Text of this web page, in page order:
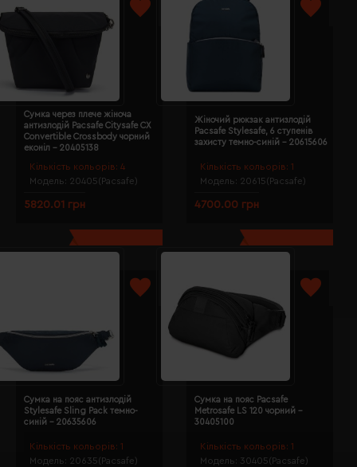
Кількість кольорів: 4
Модель: 20405(Pacsafe)
Сумка через плече жіноча
антизлодій Pacsafe Citysafe CX
Convertible Crossbody чорний
еконіл - 20405138
5820.01 грн
Кількість кольорів: 1
Модель: 20615(Pacsafe)
Жіночий рюкзак антизлодій
Pacsafe Stylesafe, 6 ступенів
захисту темно-синій - 20615606
4700.00 грн
Кількість кольорів: 1
Модель: 20635(Pacsafe)
Сумка на пояс антизлодій
Stylesafe Sling Pack темно-
синій - 20635606
Кількість кольорів: 1
Модель: 30405(Pacsafe)
Сумка на пояс Pacsafe
Metrosafe LS 120 чорний -
30405100